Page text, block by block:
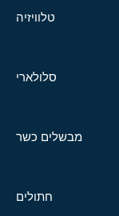
טלוויזיה
סלולארי
מבשלים כשר
חתולים